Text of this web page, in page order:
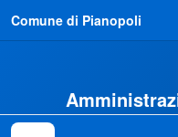
Comune di Pianopoli